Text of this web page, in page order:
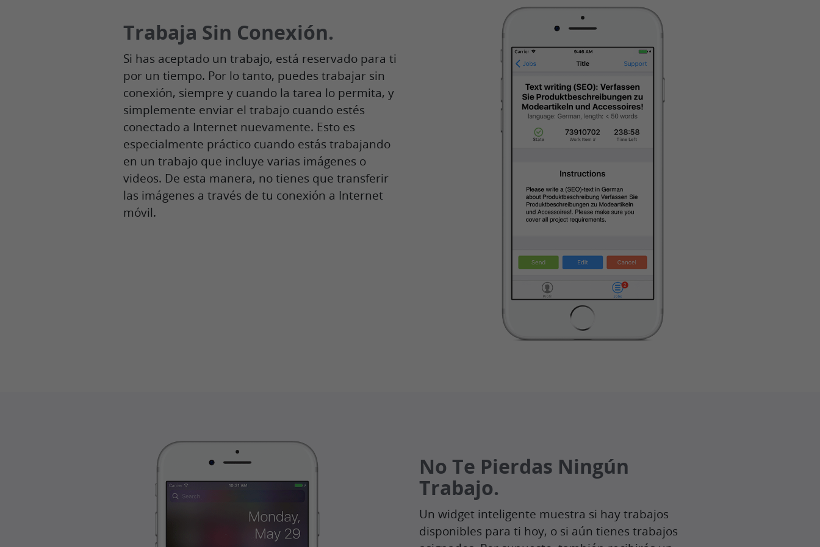
Trabaja Sin Conexión.
Si has aceptado un trabajo, está reservado para ti
por un tiempo. Por lo tanto, puedes trabajar sin
conexión, siempre y cuando la tarea lo permita, y
simplemente enviar el trabajo cuando estés
conectado a Internet nuevamente. Esto es
especialmente práctico cuando estás trabajando
en un trabajo que incluye varias imágenes o
videos. De esta manera, no tienes que transferir
las imágenes a través de tu conexión a Internet
móvil.
No Te Pierdas Ningún
Trabajo.
Un widget inteligente muestra si hay trabajos
disponibles para ti hoy, o si aún tienes trabajos